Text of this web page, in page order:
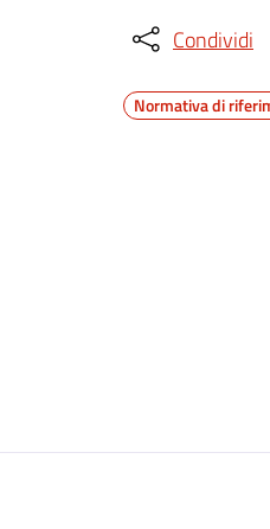
Condividi
Normativa di